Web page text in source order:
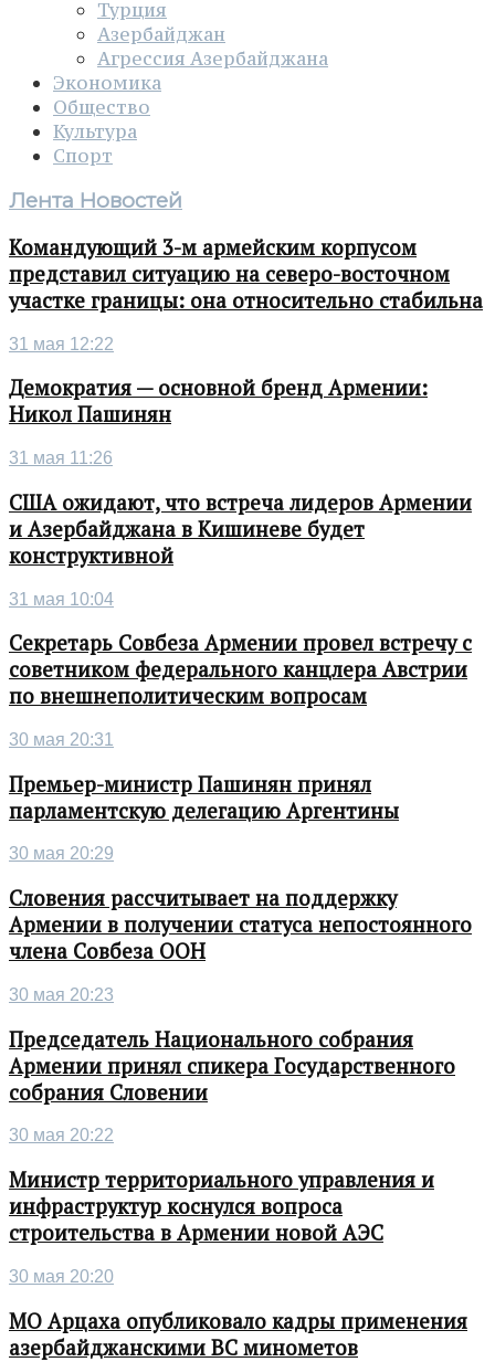
Турция
Азербайджан
Агрессия Азербайджана
Экономика
Общество
Культура
Спорт
Лента Новостей
Командующий 3-м армейским корпусом
представил ситуацию на северо-восточном
участке границы: она относительно стабильна
31 мая 12:22
Демократия — основной бренд Армении:
Никол Пашинян
31 мая 11:26
США ожидают, что встреча лидеров Армении
и Азербайджана в Кишиневе будет
конструктивной
31 мая 10:04
Секретарь Совбеза Армении провел встречу с
советником федерального канцлера Австрии
по внешнеполитическим вопросам
30 мая 20:31
Премьер-министр Пашинян принял
парламентскую делегацию Аргентины
30 мая 20:29
Словения рассчитывает на поддержку
Армении в получении статуса непостоянного
члена Совбеза ООН
30 мая 20:23
Председатель Национального собрания
Армении принял спикера Государственного
собрания Словении
30 мая 20:22
Министр территориального управления и
инфраструктур коснулся вопроса
строительства в Армении новой АЭС
30 мая 20:20
МО Арцаха опубликовало кадры применения
азербайджанскими ВС минометов